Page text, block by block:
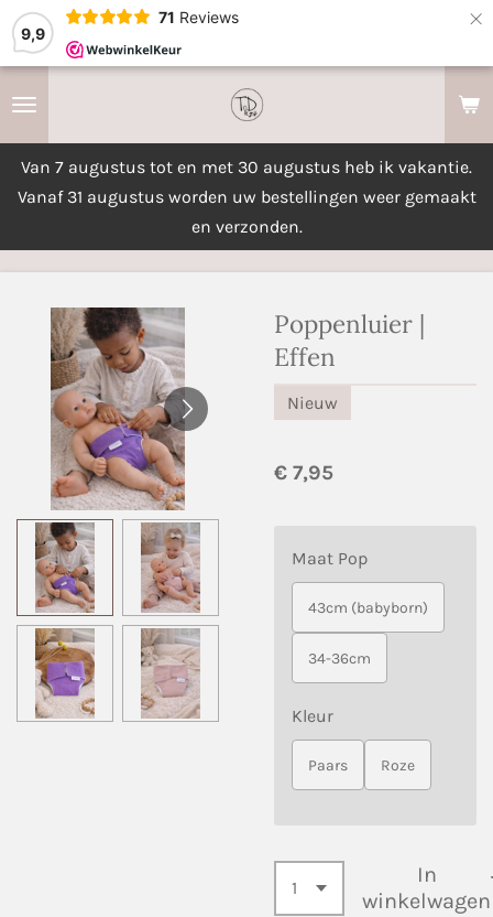
9,9
71 Reviews ×
Van 7 augustus tot en met 30 augustus heb ik vakantie.
Vanaf 31 augustus worden uw bestellingen weer gemaakt
en verzonden.
Poppenluier |
Effen
Nieuw
€ 7,95
Maat Pop
43cm (babyborn)
34-36cm
Kleur
Paars Roze
In
winkelwagen